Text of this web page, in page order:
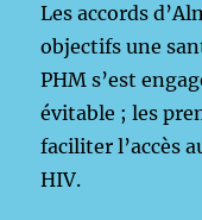
Les accords
objectifs une
PHM s’est
évitable ; les
faciliter l’accès
HIV.